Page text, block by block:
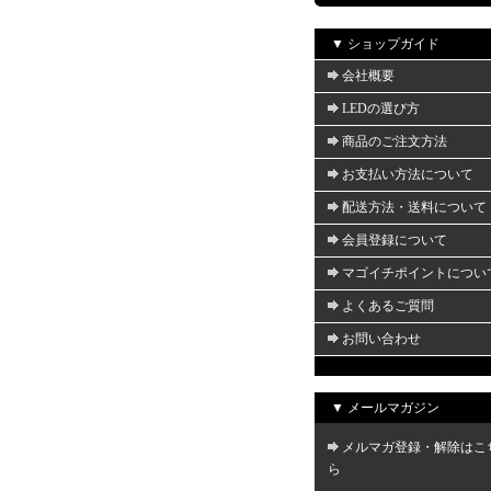
▼ ショップガイド
会社概要
LEDの選び方
商品のご注文方法
お支払い方法について
配送方法・送料について
会員登録について
マゴイチポイントについ
よくあるご質問
お問い合わせ
▼ メールマガジン
メルマガ登録・解除はこ
ら